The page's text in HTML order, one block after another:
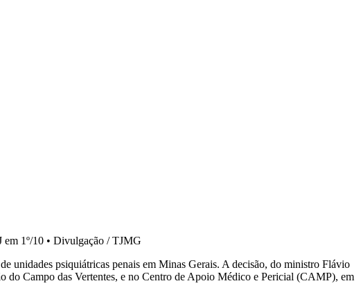
em 1º/10 • Divulgação / TJMG
unidades psiquiátricas penais em Minas Gerais. A decisão, do ministro Flávio
do Campo das Vertentes, e no Centro de Apoio Médico e Pericial (CAMP), em